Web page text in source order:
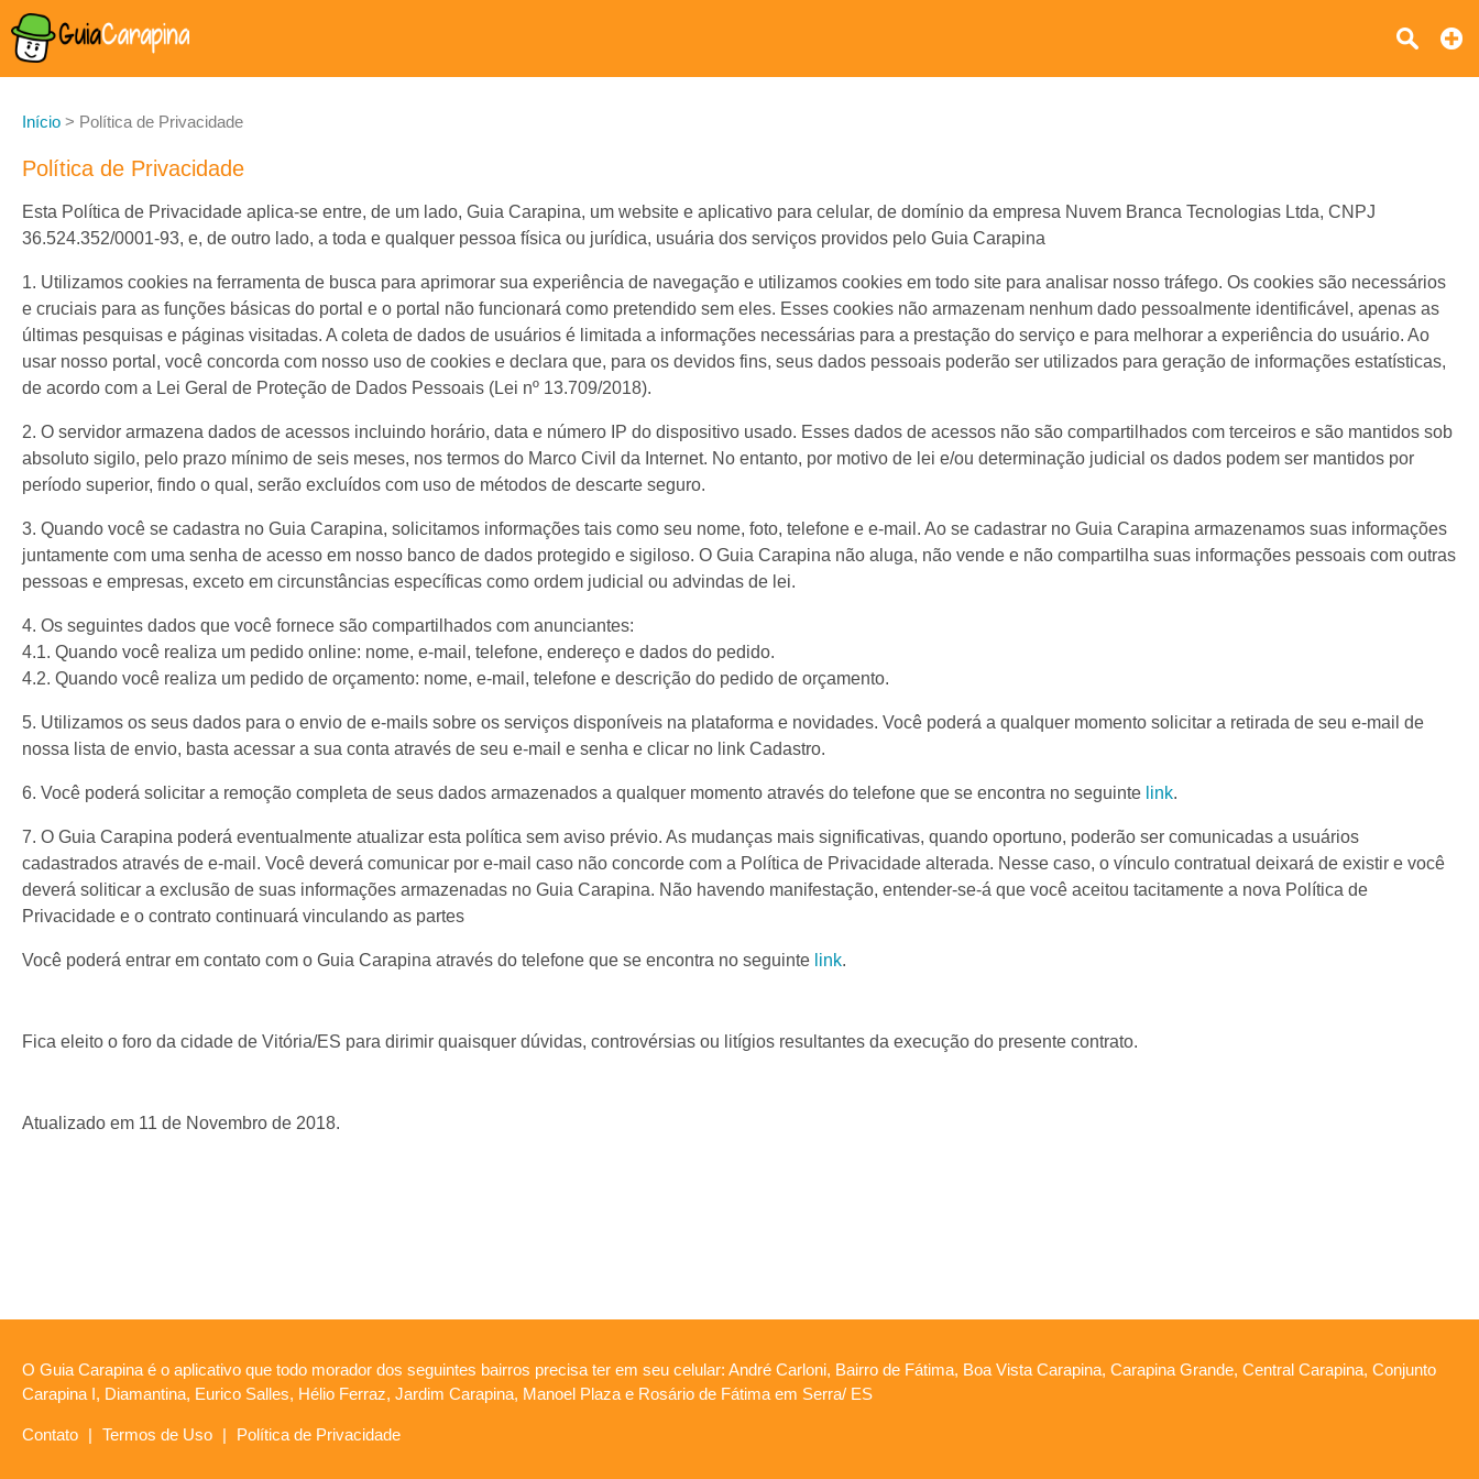
Início > Política de Privacidade
Política de Privacidade
Esta Política de Privacidade aplica-se entre, de um lado, Guia Carapina, um website e aplicativo para celular, de domínio da empresa Nuvem Branca Tecnologias Ltda, CNPJ
36.524.352/0001-93, e, de outro lado, a toda e qualquer pessoa física ou jurídica, usuária dos serviços providos pelo Guia Carapina
1. Utilizamos cookies na ferramenta de busca para aprimorar sua experiência de navegação e utilizamos cookies em todo site para analisar nosso tráfego. Os cookies são necessários
e cruciais para as funções básicas do portal e o portal não funcionará como pretendido sem eles. Esses cookies não armazenam nenhum dado pessoalmente identificável, apenas as
últimas pesquisas e páginas visitadas. A coleta de dados de usuários é limitada a informações necessárias para a prestação do serviço e para melhorar a experiência do usuário. Ao
usar nosso portal, você concorda com nosso uso de cookies e declara que, para os devidos fins, seus dados pessoais poderão ser utilizados para geração de informações estatísticas,
de acordo com a Lei Geral de Proteção de Dados Pessoais (Lei nº 13.709/2018).
2. O servidor armazena dados de acessos incluindo horário, data e número IP do dispositivo usado. Esses dados de acessos não são compartilhados com terceiros e são mantidos sob
absoluto sigilo, pelo prazo mínimo de seis meses, nos termos do Marco Civil da Internet. No entanto, por motivo de lei e/ou determinação judicial os dados podem ser mantidos por
período superior, findo o qual, serão excluídos com uso de métodos de descarte seguro.
3. Quando você se cadastra no Guia Carapina, solicitamos informações tais como seu nome, foto, telefone e e-mail. Ao se cadastrar no Guia Carapina armazenamos suas informações
juntamente com uma senha de acesso em nosso banco de dados protegido e sigiloso. O Guia Carapina não aluga, não vende e não compartilha suas informações pessoais com outras
pessoas e empresas, exceto em circunstâncias específicas como ordem judicial ou advindas de lei.
4. Os seguintes dados que você fornece são compartilhados com anunciantes:
4.1. Quando você realiza um pedido online: nome, e-mail, telefone, endereço e dados do pedido.
4.2. Quando você realiza um pedido de orçamento: nome, e-mail, telefone e descrição do pedido de orçamento.
5. Utilizamos os seus dados para o envio de e-mails sobre os serviços disponíveis na plataforma e novidades. Você poderá a qualquer momento solicitar a retirada de seu e-mail de
nossa lista de envio, basta acessar a sua conta através de seu e-mail e senha e clicar no link Cadastro.
6. Você poderá solicitar a remoção completa de seus dados armazenados a qualquer momento através do telefone que se encontra no seguinte link.
7. O Guia Carapina poderá eventualmente atualizar esta política sem aviso prévio. As mudanças mais significativas, quando oportuno, poderão ser comunicadas a usuários
cadastrados através de e-mail. Você deverá comunicar por e-mail caso não concorde com a Política de Privacidade alterada. Nesse caso, o vínculo contratual deixará de existir e você
deverá soliticar a exclusão de suas informações armazenadas no Guia Carapina. Não havendo manifestação, entender-se-á que você aceitou tacitamente a nova Política de
Privacidade e o contrato continuará vinculando as partes
Você poderá entrar em contato com o Guia Carapina através do telefone que se encontra no seguinte link.
Fica eleito o foro da cidade de Vitória/ES para dirimir quaisquer dúvidas, controvérsias ou litígios resultantes da execução do presente contrato.
Atualizado em 11 de Novembro de 2018.
O Guia Carapina é o aplicativo que todo morador dos seguintes bairros precisa ter em seu celular: André Carloni, Bairro de Fátima, Boa Vista Carapina, Carapina Grande, Central Carapina, Conjunto
Carapina I, Diamantina, Eurico Salles, Hélio Ferraz, Jardim Carapina, Manoel Plaza e Rosário de Fátima em Serra/ ES
Contato | Termos de Uso | Política de Privacidade